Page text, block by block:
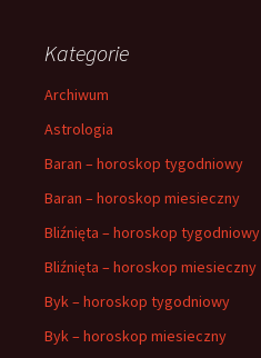
Kategorie
Archiwum
Astrologia
Baran – horoskop tygodniowy
Baran – horoskop miesieczny
Bliźnięta – horoskop tygodniowy
Bliźnięta – horoskop miesieczny
Byk – horoskop tygodniowy
Byk – horoskop miesieczny